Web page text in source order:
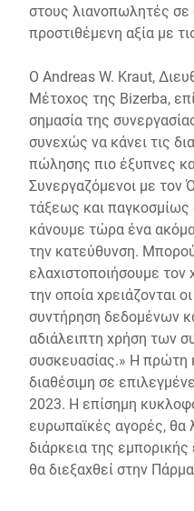
στους λιανοπωλητές σε
προστιθέμενη αξία με
Ο Andreas W. Kraut,
Μέτοχος της Bizerba,
σημασία της
συνεχώς να κάνει τις
πώλησης πιο έξυπνες
Συνεργαζόμενοι με τον
τάξεως και παγκοσμίως
κάνουμε τώρα ένα
την κατεύθυνση.
ελαχιστοποιήσουμε τον
την οποία χρειάζονται
συντήρηση δεδομένων
αδιάλειπτη χρήση των
συσκευασίας.» Η πρώτη
διαθέσιμη σε
2023. Η επίσημη
ευρωπαϊκές αγορές, θα
διάρκεια της
θα διεξαχθεί στην